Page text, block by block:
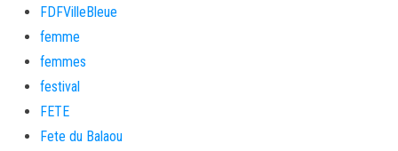
FDFVilleBleue
femme
femmes
festival
FETE
Fete du Balaou